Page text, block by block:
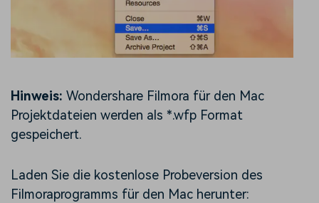
Hinweis: Wondershare Filmora für den Mac
Projektdateien werden als *.wfp Format
gespeichert.
Laden Sie die kostenlose Probeversion des
Filmoraprogramms für den Mac herunter: